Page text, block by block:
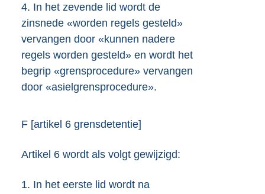
4. In het zevende lid wordt de
zinsnede «worden regels gesteld»
vervangen door «kunnen nadere
regels worden gesteld» en wordt het
begrip «grensprocedure» vervangen
door «asielgrensprocedure».
F [artikel 6 grensdetentie]
Artikel 6 wordt als volgt gewijzigd:
1. In het eerste lid wordt na